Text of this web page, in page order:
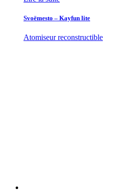
Svoëmesto – Kayfun lite
Atomiseur reconstructible